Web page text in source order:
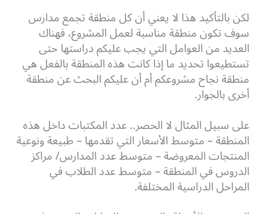
لكن بالتأكيد هذا لا يعني أن كل منطقة تجمع مدارس
سوف تكون منطقة مناسبة لعمل المشروع، فهناك
العديد من العوامل التي يجب عليكم دراستها حتى
تستطيعوا تحديد ما إذا كانت هذه المنطقة بالفعل هي
منطقة نجاح مشروعكم أم أن عليكم البحث عن منطقة
أخرى بالجوار.
على سبيل المثال لا الحصر.. عدد المكتبات داخل هذه
المنطقة – متوسط الأسعار التي تقدمها – طبيعة ونوعية
المنتجات المعروضة – متوسط عدد المدارس/ مراكز
الدروس في المنطقة – متوسط عدد الطلاب في
المراحل الدراسية المختلفة.